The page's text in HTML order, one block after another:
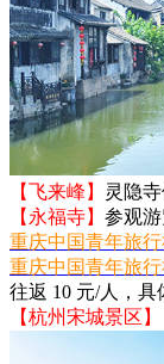
【飞来峰】
灵隐
【永福寺】 参观
重庆中国青年旅行
重庆中国青年旅行
往返 10 元/人，具
【杭州宋城景区】